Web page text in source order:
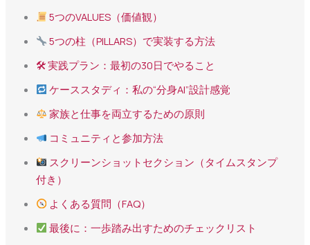
5つのVALUES（価値観）
5つの柱（PILLARS）で実装する方法
🛠 実践プラン：最初の30日でやること
ケーススタディ：私の“分身AI”設計感覚
家族と仕事を両立するための原則
コミュニティと参加方法
スクリーンショットセクション（タイムスタンプ
付き）
よくある質問（FAQ）
最後に：一歩踏み出すためのチェックリスト